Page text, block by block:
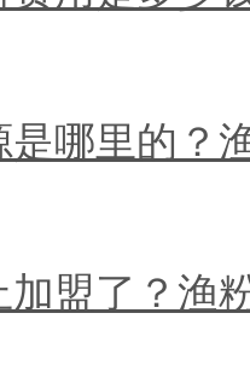
是哪里的？
加盟了？渔